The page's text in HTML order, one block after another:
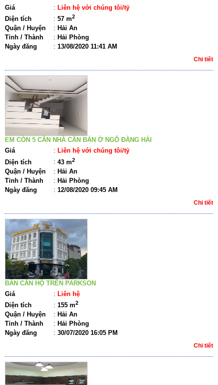
Giá
: Liên hệ với chúng tôi/tỷ
Diện tích
: 57 m2
Quận / Huyện : Hải An
Tỉnh / Thành
: Hải Phòng
Ngày đăng
: 13/08/2020 11:41 AM
Chi tiết
EM CÒN 5 CĂN NHÀ CẦN BÁN Ở NGÕ ĐẰNG HẢI
Giá
: Liên hệ với chúng tôi/tỷ
Diện tích
: 43 m2
Quận / Huyện : Hải An
Tỉnh / Thành
: Hải Phòng
Ngày đăng
: 12/08/2020 09:45 AM
Chi tiết
BÁN CĂN HỘ TRÊN PARKSON
Giá
: Liên hệ
Diện tích
: 155 m2
Quận / Huyện : Hải An
Tỉnh / Thành
: Hải Phòng
Ngày đăng
: 30/07/2020 16:05 PM
Chi tiết